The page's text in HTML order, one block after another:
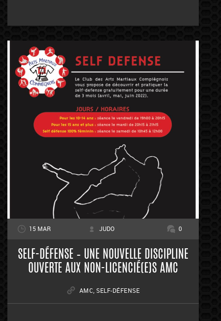
15 MAR JUDO 0
SELF-DÉFENSE – UNE NOUVELLE DISCIPLINE
OUVERTE AUX NON-LICENCIÉ(E)S AMC
AMC ,SELF-DÉFENSE